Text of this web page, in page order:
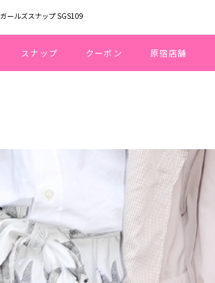
ールズスナップ SGS109
スナップ クーポン 原宿店舗